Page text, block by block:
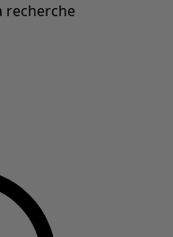
recherche